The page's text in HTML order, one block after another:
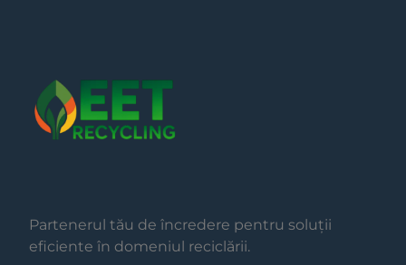
Partenerul tău de încredere pentru soluții
eficiente în domeniul reciclării.